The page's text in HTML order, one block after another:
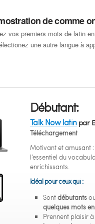
de comme
vos premiers mots de latin
une autre langue à
Débutant:
Talk Now latinpar
Téléchargement
Motivant et amusant
l’essentiel du
enrichissants.
Idéal pour ceux qui :
Sontdébutants
quelques mots
Prennent plaisir